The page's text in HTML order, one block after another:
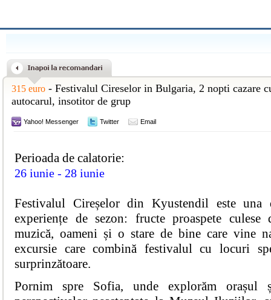
315 euro - Festivalul Cireselor in Bulgaria, 2 nopti cazare
autocarul, insotitor de grup
Yahoo! Messenger Twitter Email
Perioada de calatorie:
26 iunie - 28 iunie
Festivalul Cireșelor din Kyustendil este una
experiențe de sezon: fructe proaspete
muzică, oameni și o stare de bine care vine
excursie care combină festivalul cu locuri
surprinzătoare.
Pornim spre Sofia, unde explorăm